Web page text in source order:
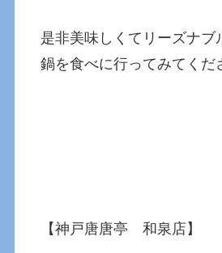
是非美味しくてリーズナブ
鍋を食べに行ってみてくだ
【神戸唐唐亭 和泉店】